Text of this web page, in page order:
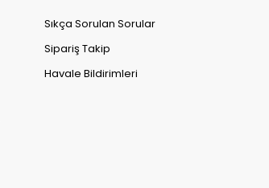
Sıkça Sorulan Sorular
Sipariş Takip
Havale Bildirimleri